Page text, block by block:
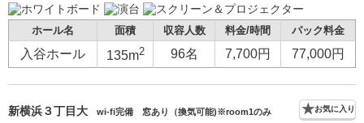
ホール名 面積 収容人数 料金/時間 パック料金
入谷ホール 135m2 96名 7,700円 77,000円
お気に入り
新横浜３丁目大 wi-fi完備 窓あり（換気可能)※room1のみ